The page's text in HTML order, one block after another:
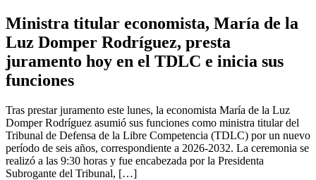
Ministra titular economista, María de la
Luz Domper Rodríguez, presta
juramento hoy en el TDLC e inicia sus
funciones
Tras prestar juramento este lunes, la economista María de la Luz
Domper Rodríguez asumió sus funciones como ministra titular del
Tribunal de Defensa de la Libre Competencia (TDLC) por un nuevo
período de seis años, correspondiente a 2026-2032. La ceremonia se
realizó a las 9:30 horas y fue encabezada por la Presidenta
Subrogante del Tribunal, […]